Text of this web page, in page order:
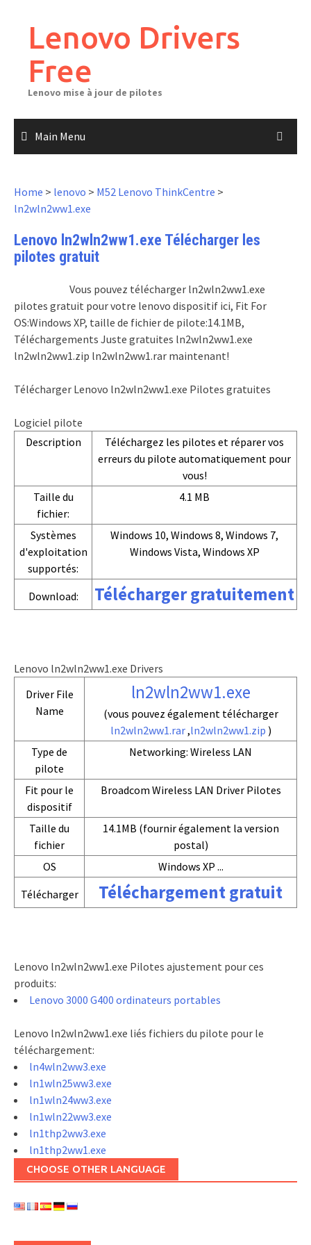
contentLenovo Drivers
Free
Lenovo mise à jour de pilotes
Main Menu
Home > lenovo > M52 Lenovo ThinkCentre >
ln2wln2ww1.exe
Lenovo ln2wln2ww1.exe Télécharger les
pilotes gratuit
Vous pouvez télécharger ln2wln2ww1.exe
pilotes gratuit pour votre lenovo dispositif ici, Fit For
OS:Windows XP, taille de fichier de pilote:14.1MB,
Téléchargements Juste gratuites ln2wln2ww1.exe
ln2wln2ww1.zip ln2wln2ww1.rar maintenant!
Télécharger Lenovo ln2wln2ww1.exe Pilotes gratuites
Logiciel pilote
Description
Téléchargez les pilotes et réparer vos
erreurs du pilote automatiquement pour
vous!
Taille du
fichier:
4.1 MB
Systèmes
d'exploitation
supportés:
Windows 10, Windows 8, Windows 7,
Windows Vista, Windows XP
Download: Télécharger gratuitement
Lenovo ln2wln2ww1.exe Drivers
Driver File
Name
ln2wln2ww1.exe
(vous pouvez également télécharger
ln2wln2ww1.rar,ln2wln2ww1.zip )
Type de
pilote
Networking: Wireless LAN
Fit pour le
dispositif
Broadcom Wireless LAN Driver Pilotes
Taille du
fichier
14.1MB (fournir également la version
postal)
OS
Windows XP ...
Télécharger
Téléchargement gratuit
Lenovo ln2wln2ww1.exe Pilotes ajustement pour ces
produits:
Lenovo 3000 G400 ordinateurs portables
Lenovo ln2wln2ww1.exe liés fichiers du pilote pour le
téléchargement:
ln4wln2ww3.exe
ln1wln25ww3.exe
ln1wln24ww3.exe
ln1wln22ww3.exe
ln1thp2ww3.exe
ln1thp2ww1.exe
CHOOSE OTHER LANGUAGE